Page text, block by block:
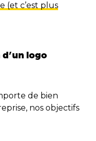
(et c’est plus
logo
de bien
nos objectifs